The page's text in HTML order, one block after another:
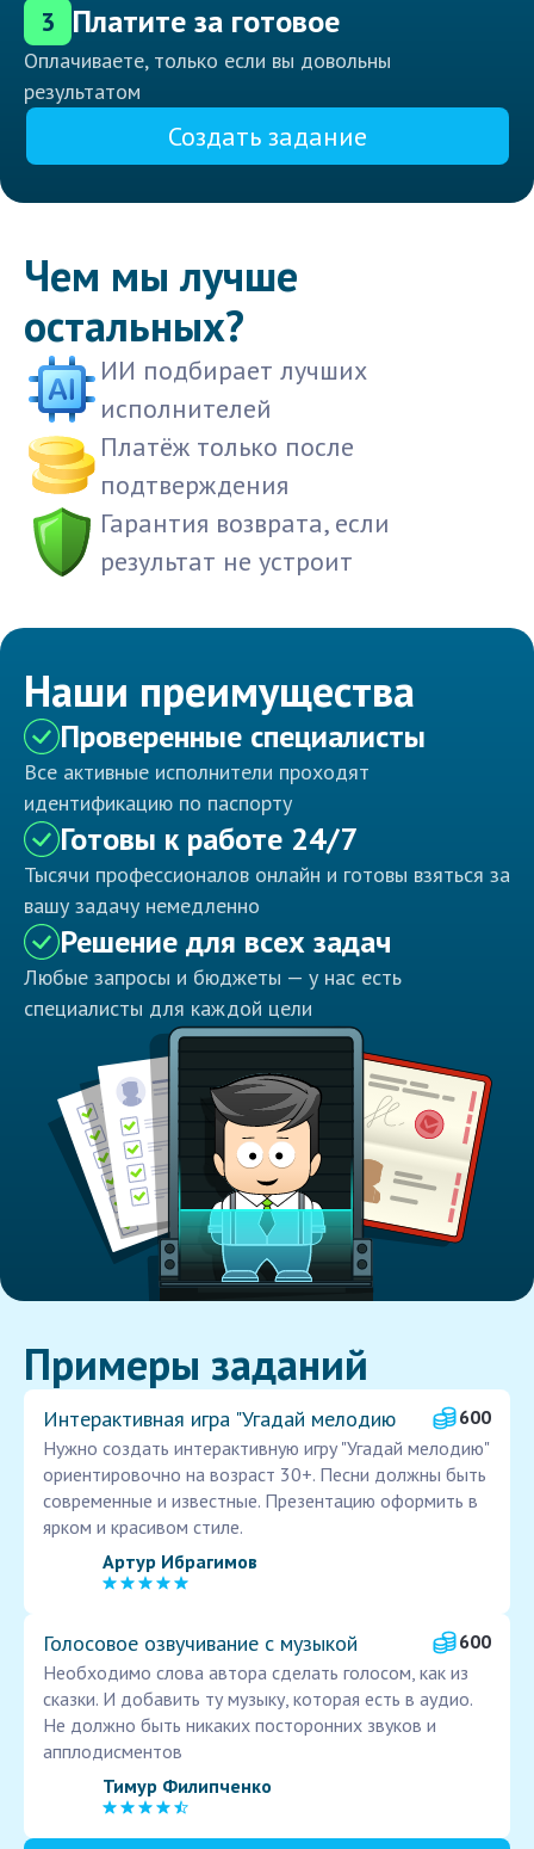
3 Платите за готовое
Оплачиваете, только если вы довольны
результатом
Создать задание
Чем мы лучше
остальных?
ИИ подбирает лучших
исполнителей
Платёж только после
подтверждения
Гарантия возврата, если
результат не устроит
Наши преимущества
Проверенные специалисты
Все активные исполнители проходят
идентификацию по паспорту
Готовы к работе 24/7
Тысячи профессионалов онлайн и готовы взяться за
вашу задачу немедленно
Решение для всех задач
Любые запросы и бюджеты — у нас есть
специалисты для каждой цели
Примеры заданий
Интерактивная игра "Угадай мелодию
600
Нужно создать интерактивную игру "Угадай мелодию"
ориентировочно на возраст 30+. Песни должны быть
современные и известные. Презентацию оформить в
ярком и красивом стиле.
Артур Ибрагимов
Голосовое озвучивание с музыкой
600
Необходимо слова автора сделать голосом, как из
сказки. И добавить ту музыку, которая есть в аудио.
Не должно быть никаких посторонних звуков и
апплодисментов
Тимур Филипченко